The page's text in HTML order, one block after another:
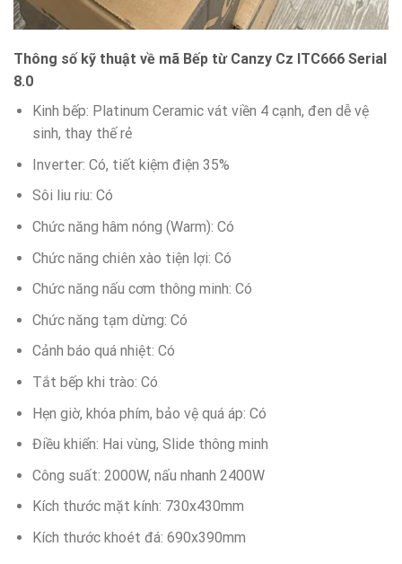
Thông số kỹ thuật về mã Bếp từ Canzy Cz ITC666 Serial
8.0
Kinh bếp: Platinum Ceramic vát viền 4 cạnh, đen dễ vệ
sinh, thay thế rẻ
Inverter: Có, tiết kiệm điện 35%
Sôi liu riu: Có
Chức năng hâm nóng (Warm): Có
Chức năng chiên xào tiện lợi: Có
Chức năng nấu cơm thông minh: Có
Chức năng tạm dừng: Có
Cảnh báo quá nhiệt: Có
Tắt bếp khi trào: Có
Hẹn giờ, khóa phím, bảo vệ quá áp: Có
Điều khiển: Hai vùng, Slide thông minh
Công suất: 2000W, nấu nhanh 2400W
Kích thước mặt kính: 730x430mm
Kích thước khoét đá: 690x390mm